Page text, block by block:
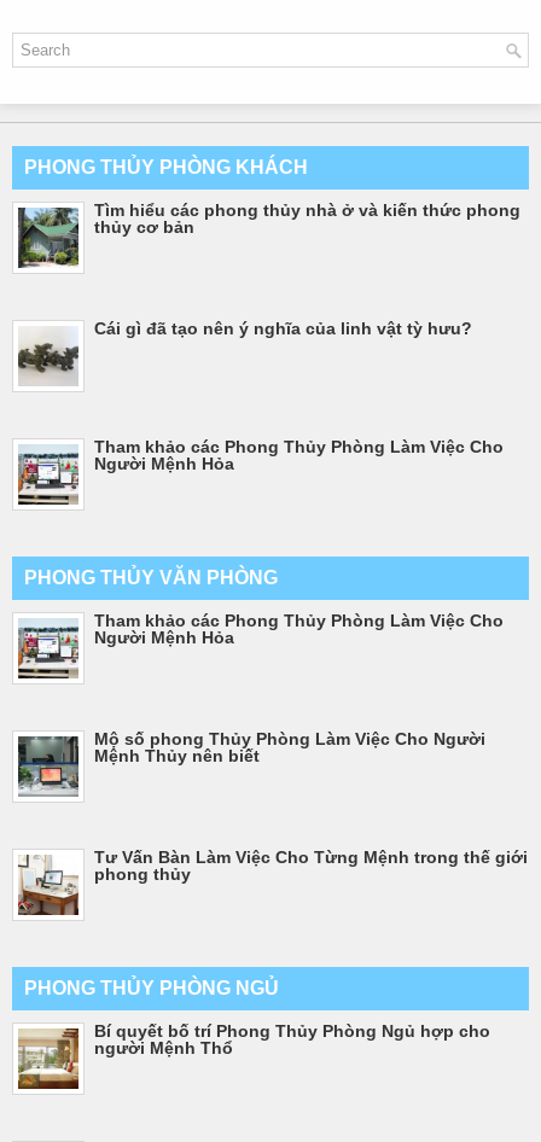
PHONG THỦY PHÒNG KHÁCH
Tìm hiểu các phong thủy nhà ở và kiến thức phong
thủy cơ bản
Cái gì đã tạo nên ý nghĩa của linh vật tỳ hưu?
Tham khảo các Phong Thủy Phòng Làm Việc Cho
Người Mệnh Hỏa
PHONG THỦY VĂN PHÒNG
Tham khảo các Phong Thủy Phòng Làm Việc Cho
Người Mệnh Hỏa
Mộ số phong Thủy Phòng Làm Việc Cho Người
Mệnh Thủy nên biết
Tư Vấn Bàn Làm Việc Cho Từng Mệnh trong thế giới
phong thủy
PHONG THỦY PHÒNG NGỦ
Bí quyết bố trí Phong Thủy Phòng Ngủ hợp cho
người Mệnh Thổ